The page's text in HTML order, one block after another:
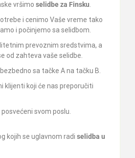
vršimo selidbe za Finsku.
i cenimo Vaše vreme tako
i počinjemo sa selidbom.
prevoznim sredstvima, a
od zahteva vaše selidbe.
sa tačke A na tačku B.
klijenti koji će nas preporučiti
svom poslu.
kojih se uglavnom radi selidba u